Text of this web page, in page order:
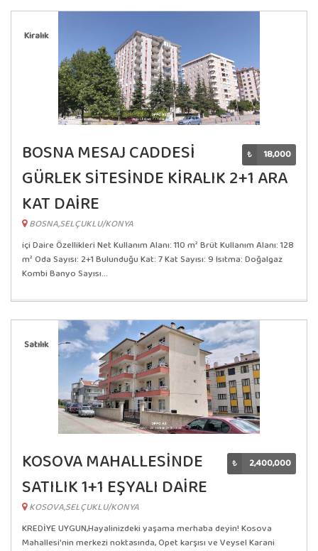
Kiralık
₺ 18,000
BOSNA MESAJ CADDESİ
GÜRLEK SİTESİNDE KİRALIK 2+1 ARA
KAT DAİRE
BOSNA,SELÇUKLU/KONYA
içi Daire Özellikleri Net Kullanım Alanı: 110 m² Brüt Kullanım Alanı: 128
m² Oda Sayısı: 2+1 Bulunduğu Kat: 7 Kat Sayısı: 9 Isıtma: Doğalgaz
Kombi Banyo Sayısı...
Satılık
₺ 2,400,000
KOSOVA MAHALLESİNDE
SATILIK 1+1 EŞYALI DAİRE
KOSOVA,SELÇUKLU/KONYA
KREDİYE UYGUN,Hayalinizdeki yaşama merhaba deyin! Kosova
Mahallesi'nin merkezi noktasında, Opet karşısı ve Veysel Karani